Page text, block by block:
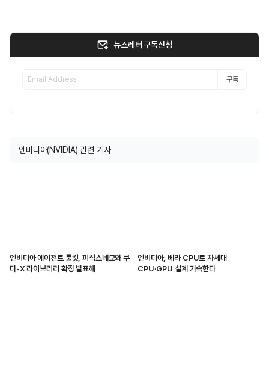
뉴스레터 구독신청
구독
엔비디아(NVIDIA) 관련 기사
엔비디아 에이전트 툴킷, 피직스네모와 쿠
다-X 라이브러리 확장 발표해
엔비디아, 베라 CPU로 차세대
CPU·GPU 설계 가속한다